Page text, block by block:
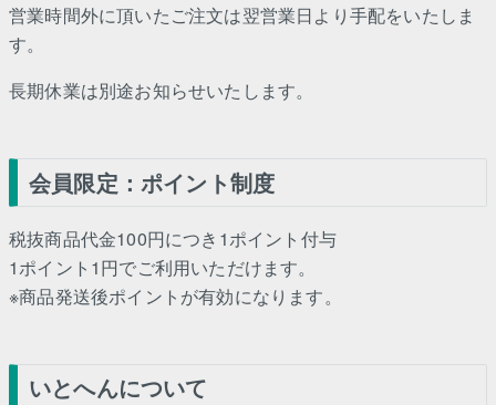
営業時間外に頂いたご注文は翌営業日より手配をいたしま
す。
長期休業は別途お知らせいたします。
会員限定：ポイント制度
税抜商品代金100円につき1ポイント付与
1ポイント1円でご利用いただけます。
※商品発送後ポイントが有効になります。
いとへんについて